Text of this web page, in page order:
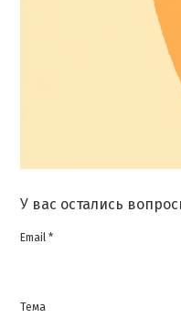
У вас остались
Email *
Тема